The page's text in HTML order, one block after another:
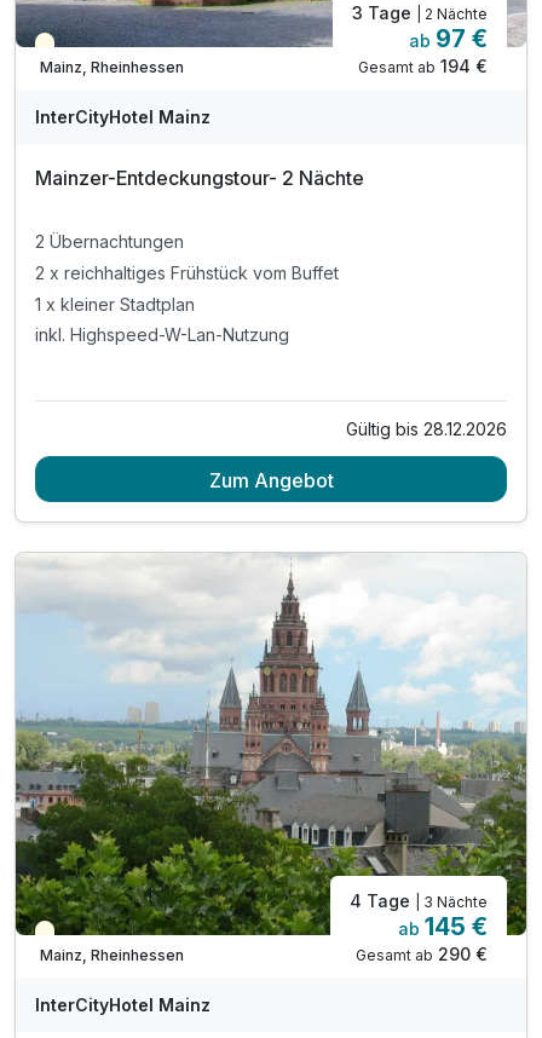
Teilweise ausgelastet
Mainz, Rheinhessen
3 Tage | 2 Nächte
ab 97 €
Gesamt ab 194 €
InterCityHotel Mainz
Mainzer-Entdeckungstour- 2 Nächte
2 Übernachtungen
2 x reichhaltiges Frühstück vom Buffet
1 x kleiner Stadtplan
inkl. Highspeed-W-Lan-Nutzung
Gültig bis 28.12.2026
Zum Angebot
Teilweise ausgelastet
Mainz, Rheinhessen
4 Tage | 3 Nächte
ab 145 €
Gesamt ab 290 €
InterCityHotel Mainz